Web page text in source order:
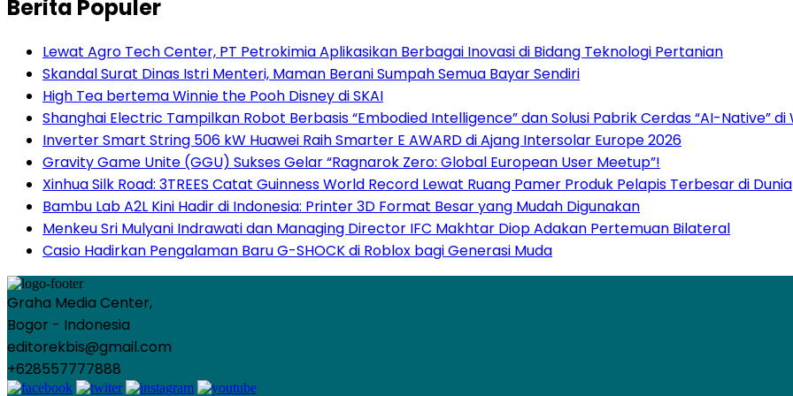
Berita Populer
Lewat Agro Tech Center, PT Petrokimia Aplikasikan Berbagai Inovasi di Bidang Teknologi Pertanian
Skandal Surat Dinas Istri Menteri, Maman Berani Sumpah Semua Bayar Sendiri
High Tea bertema Winnie the Pooh Disney di SKAI
Shanghai Electric Tampilkan Robot Berbasis “Embodied Intelligence” dan Solusi Pabrik Cerdas “AI-Native” di
Inverter Smart String 506 kW Huawei Raih Smarter E AWARD di Ajang Intersolar Europe 2026
Gravity Game Unite (GGU) Sukses Gelar “Ragnarok Zero: Global European User Meetup”!
Xinhua Silk Road: 3TREES Catat Guinness World Record Lewat Ruang Pamer Produk Pelapis Terbesar di Dunia
Bambu Lab A2L Kini Hadir di Indonesia: Printer 3D Format Besar yang Mudah Digunakan
Menkeu Sri Mulyani Indrawati dan Managing Director IFC Makhtar Diop Adakan Pertemuan Bilateral
Casio Hadirkan Pengalaman Baru G-SHOCK di Roblox bagi Generasi Muda
Graha Media Center,
Bogor - Indonesia
editorekbis@gmail.com
+628557777888